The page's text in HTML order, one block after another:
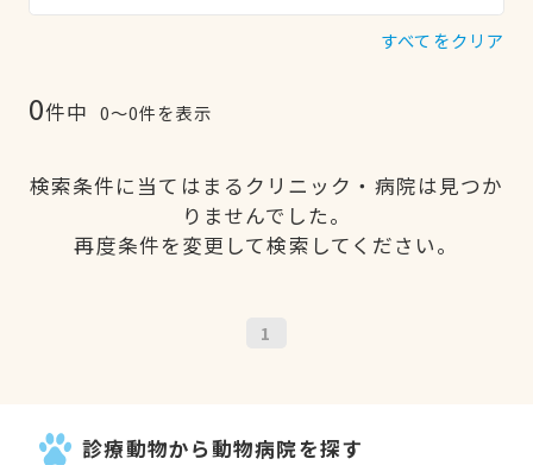
すべてをクリア
0件中 0〜0件を表示
検索条件に当てはまるクリニック・病院は見つか
りませんでした。
再度条件を変更して検索してください。
1
診療動物から動物病院を探す